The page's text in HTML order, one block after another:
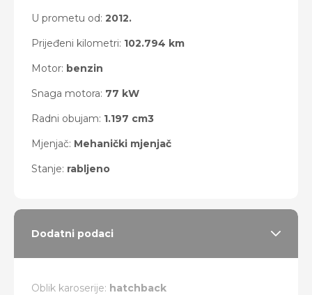
U prometu od: 2012.
Prijeđeni kilometri: 102.794 km
Motor: benzin
Snaga motora: 77 kW
Radni obujam: 1.197 cm3
Mjenjač: Mehanički mjenjač
Stanje: rabljeno
Dodatni podaci
Oblik karoserije: hatchback